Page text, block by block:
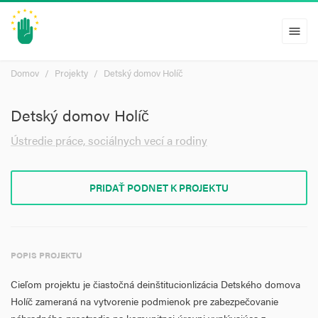
menu
Domov Projekty Detský domov Holíč
Detský domov Holíč
Ústredie práce, sociálnych vecí a rodiny
PRIDAŤ PODNET K PROJEKTU
POPIS PROJEKTU
Cieľom projektu je čiastočná deinštitucionlizácia Detského domova
Holíč zameraná na vytvorenie podmienok pre zabezpečovanie